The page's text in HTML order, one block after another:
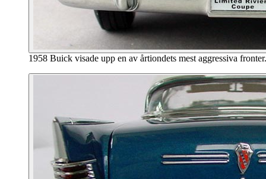
1958 Buick visade upp en av årtiondets mest aggressiva fronter.